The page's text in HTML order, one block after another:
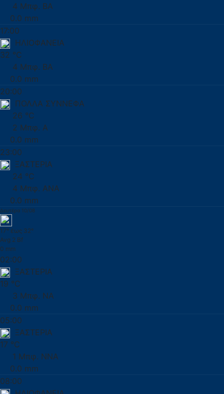
4 Μπφ. ΒΑ
0.0 mm
17:00
ΗΛΙΟΦΑΝΕΙΑ
32 °C
4 Μπφ. ΒΑ
0.0 mm
20:00
ΠΟΛΛΑ ΣΥΝΝΕΦΑ
26 °C
2 Μπφ. Α
0.0 mm
23:00
ΞΑΣΤΕΡΙΑ
24 °C
4 Μπφ. ΑΝΑ
0.0 mm
Δευτέρα 10/08
17° έως 32°
Avg 2 Bf
0 mm
02:00
ΞΑΣΤΕΡΙΑ
19 °C
3 Μπφ. ΝΑ
0.0 mm
05:00
ΞΑΣΤΕΡΙΑ
17 °C
1 Μπφ. ΝΝΑ
0.0 mm
08:00